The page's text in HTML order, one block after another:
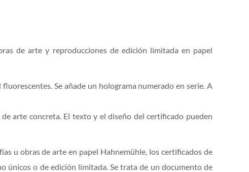
de arte y reproducciones de edición limitada en papel
Se añade un holograma numerado en serie. A
arte concreta. El texto y el diseño del certificado pueden
u obras de arte en papel Hahnemühle, los certificados de
únicos o de edición limitada. Se trata de un documento de